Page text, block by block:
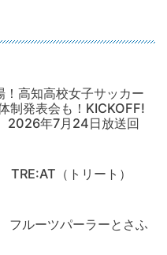
高知高校女子サッカー
制発表会も！KICKOFF!
2026年7月24日放送回
（トリート）
ルーツパーラーとさふ